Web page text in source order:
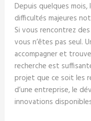
Depuis quelques
difficultés majeures
Si vous rencontrez
vous n’êtes pas seul.
accompagner et
recherche est
projet que ce soit les
d’une entreprise, le
innovations